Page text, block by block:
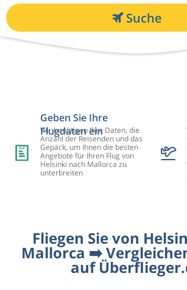
Suche
Geben Sie Ihre
Flugdaten ein
Wir benötigen Ihre Daten, die
Anzahl der Reisenden und das
Gepäck, um Ihnen die besten
Angebote für Ihren Flug von
Helsinki nach Mallorca zu
unterbreiten
Fliegen Sie von
Mallorca ➡️
auf